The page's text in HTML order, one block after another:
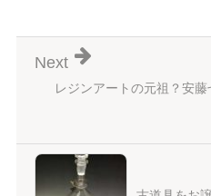
レジンアートの元祖？安藤
Next